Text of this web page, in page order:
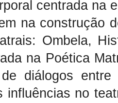
centrada na
na construção
Ombela,
na Poética
de diálogos
influências no